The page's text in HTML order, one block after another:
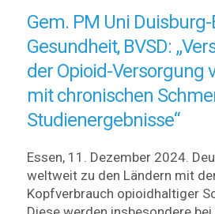
Gem. PM Uni Duisburg-
Gesundheit, BVSD:
der Opioid-Versorgung
mit chronischen
Studienergebnisse“
Essen, 11. Dezember 2024.
weltweit zu den Ländern mit
Kopfverbrauch opioidhaltiger